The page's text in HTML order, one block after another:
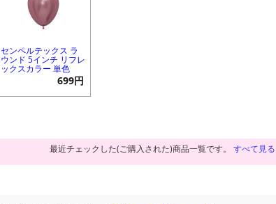
センペルテックス ラ
ウンド 5インチ リフレ
ックスカラー 単色
699円
最近チェックした(ご購入された)商品一覧です。 すべて見る